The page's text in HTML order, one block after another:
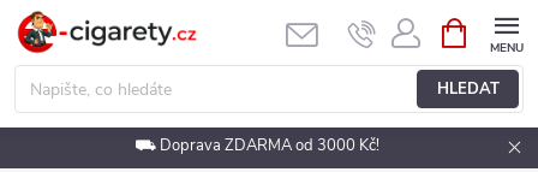
Přejít
obsah
HLEDAT
NÁKUPNÍ
KOŠÍK
⛟ Doprava ZDARMA od 3000 Kč!